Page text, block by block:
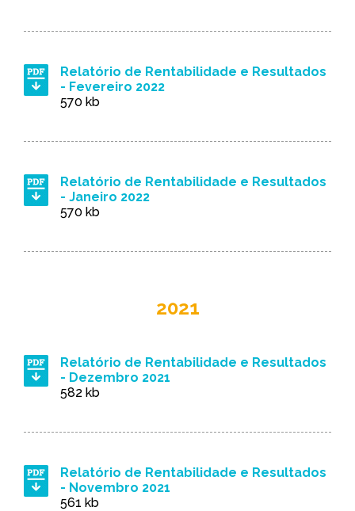
Relatório de Rentabilidade e Resultados
- Fevereiro 2022
570 kb
Relatório de Rentabilidade e Resultados
- Janeiro 2022
570 kb
2021
Relatório de Rentabilidade e Resultados
- Dezembro 2021
582 kb
Relatório de Rentabilidade e Resultados
- Novembro 2021
561 kb